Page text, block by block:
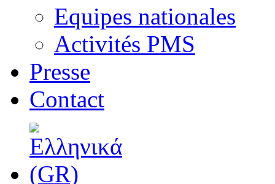
Equipes nationales
Activités PMS
Presse
Contact